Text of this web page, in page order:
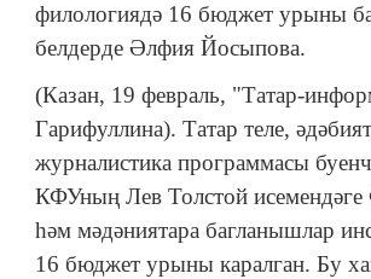
филологиядә 16 бюджет урыны
белдерде Әлфия Йосыпова.
(Казан, 19 февраль, "Татар-
Гарифуллина). Татар теле,
журналистика программасы
КФУның Лев Толстой исемендәге
һәм мәдәниятара багланышлар
16 бюджет урыны каралган. Бу